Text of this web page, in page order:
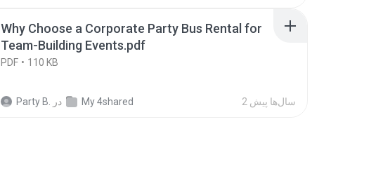
Why Choose a Corporate Party Bus Rental for
Team-Building Events.pdf
PDF 110 KB
Party B. در My 4shared 2 سال‌ها پیش